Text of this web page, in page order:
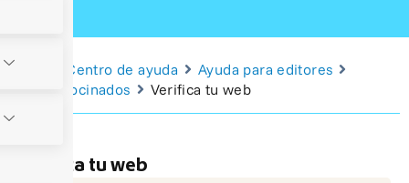
Inicio Centro de ayuda
Ayuda para editores
Post patrocinados
Verifica tu web
Verifica tu web